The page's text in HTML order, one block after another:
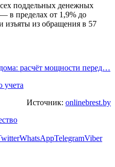
поддельных денежных
в пределах от 1,9% до
из обращения в 57
расчёт мощности перед…
учета
Источник: onlinebrest.by
WhatsAppTelegramViber